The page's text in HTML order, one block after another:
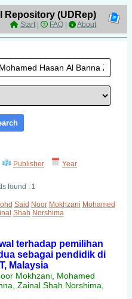
Repository (UDRep)
Start| FAQ About
Publisher Year
found : 1
Said Noor Mokhzani Mohamed
Shah Norshima
terhadap pemilihan
sebagai pendidik di
Malaysia
Mokhzani, Mohamed
Zainal Shah Norshima,